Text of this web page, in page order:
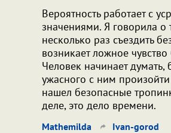
Вероятность работает с
значениями. Я говорила о
несколько раз съездить
возникает ложное чувство
Человек начинает думать,
ужасного с ним
нашел безопасные
деле, это дело времени.
Mathemilda Ivan-gorod